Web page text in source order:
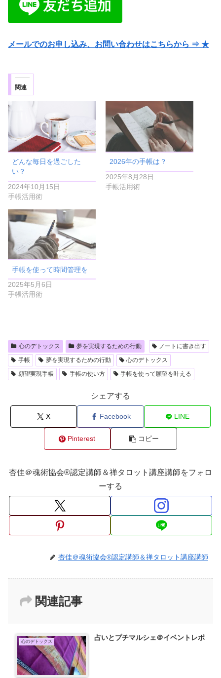
メールでのお申し込み、お問い合わせはこちらから ⇒ ★
関連
どんな毎日を過ごした
い？
2024年10月15日
手帳活用術
2026年の手帳は？
2025年8月28日
手帳活用術
手帳を使って時間管理を
2025年5月6日
手帳活用術
心のデトックス 夢を実現するための行動
ノートに書き出す
手帳
夢を実現するための行動
心のデトックス
願望実現手帳
手帳の使い方 手帳を使って願望を叶える
シェアする
X Facebook LINE
Pinterest コピー
杏佳＠魂術協会®認定講師＆禅タロット講座講師をフォロ
ーする
杏佳＠魂術協会®認定講師＆禅タロット講座講師
関連記事
心のデトックス 占いとプチマルシェ＠イベントレポ